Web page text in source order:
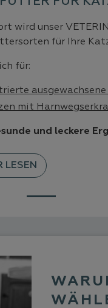
wird unser
für Ihre
für:
mit
und leckere
LESEN